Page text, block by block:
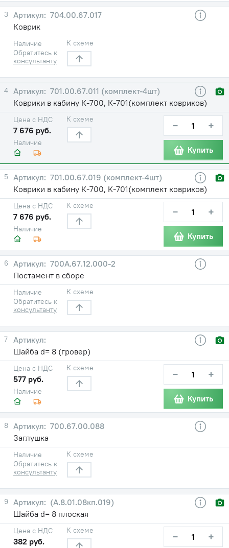
3
704.00.67.017
Коврик
Наличие
Обратитесь к
консультанту
К схеме
4
701.00.67.011 (комплект-4шт)
Коврики в кабину К-700, К-701(комплект ковриков)
Наличие
Цена с НДС
7 676 руб.
К схеме − +
Купить
5
701.00.67.019 (комплект-4шт)
Коврики в кабину К-700, К-701(комплект ковриков)
Наличие
Цена с НДС
7 676 руб.
К схеме − +
Купить
6
700А.67.12.000-2
Постамент в сборе
Наличие
Обратитесь к
консультанту
К схеме
7
Шайба d= 8 (гровер)
Наличие
Цена с НДС
577 руб.
К схеме − +
Купить
8
700.67.00.088
Заглушка
Наличие
Обратитесь к
консультанту
К схеме
9
(А.8.01.08кп.019)
Шайба d= 8 плоская
Цена с НДС
382 руб.
К схеме − +